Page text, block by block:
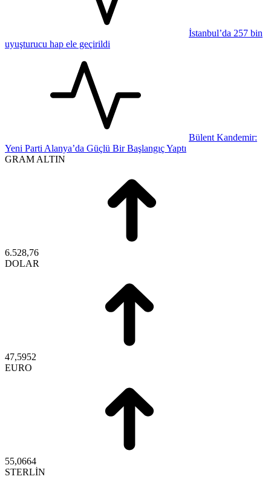
İstanbul’da 257 bin
uyuşturucu hap ele geçirildi
Bülent Kandemir:
Yeni Parti Alanya’da Güçlü Bir Başlangıç Yaptı
GRAM ALTIN
6.528,76
DOLAR
47,5952
EURO
55,0664
STERLİN